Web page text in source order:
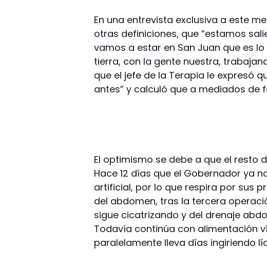
En una entrevista exclusiva a este
otras definiciones, que “estamos
vamos a estar en San Juan que es
tierra, con la gente nuestra,
que el jefe de la Terapia le expresó
antes” y calculó que a mediados de
El optimismo se debe a que el resto
Hace 12 días que el Gobernador ya
artificial, por lo que respira por sus
del abdomen, tras la tercera
sigue cicatrizando y del drenaje
Todavía continúa con alimentación
paralelamente lleva días ingiriendo